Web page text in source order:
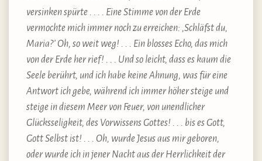
versinken spürte . . . . Eine Stimme von der Erde
vermochte mich immer noch zu erreichen: ‚Schläfst du,
Maria?’ Oh, so weit weg! . . . Ein blosses Echo, das mich
von der Erde her rief! . . . Und so leicht, dass es kaum die
Seele berührt, und ich habe keine Ahnung, was für eine
Antwort ich gebe, während ich immer höher steige und
steige in diesem Meer von Feuer, von unendlicher
Glücksseligkeit, des Vorwissens Gottes! . . . bis es Gott,
Gott Selbst ist! . . . Oh, wurde Jesus aus mir geboren,
oder wurde ich in jener Nacht aus der Herrlichkeit der